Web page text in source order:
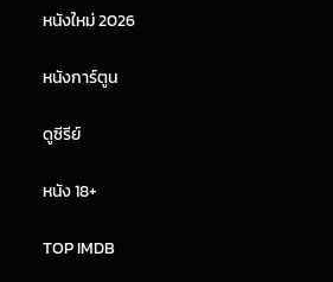
หนังใหม่ 2026
หนังการ์ตูน
ดูซีรีย์
หนัง 18+
TOP IMDB